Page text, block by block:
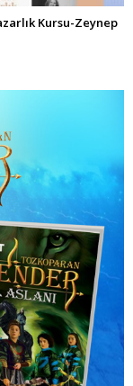
Kursu-Zeynep